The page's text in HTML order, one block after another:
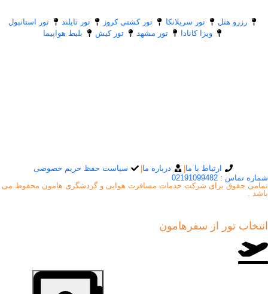
رزرو هتل تور سریلانکا تور کشتی کروز تور تایلند
تور استانبول
ویزا کانادا
تور مشهد تور کیش بلیط هواپیما
ارتباط با ما درباره ما
سیاست حفظ حریم خصوصی
شماره تماس : 02191099482
تمامی حقوق برای شرکت خدمات مسافرت هوایی و گردشگری هامون محفوظ می
باشد .
انتخاب تور از سفرهامون